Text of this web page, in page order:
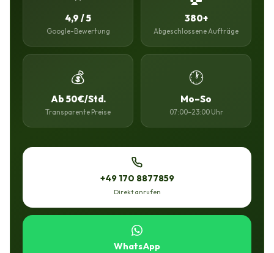
4,9 / 5
Google-Bewertung
380+
Abgeschlossene Aufträge
💰
Ab 50€/Std.
Transparente Preise
🕐
Mo–So
07:00–23:00 Uhr
+49 170 8877859
Direkt anrufen
WhatsApp